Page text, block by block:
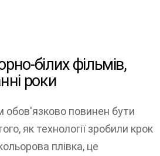
білих фільмів,
роки
обов'язково повинен бути
як технології зробили крок
плівка, це